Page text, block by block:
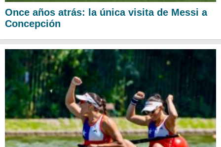
Once años atrás: la única visita de Messi a
Concepción